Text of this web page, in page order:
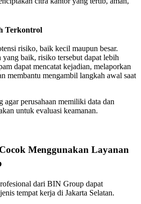
Terkontrol
risiko, baik kecil maupun besar.
yang baik, risiko tersebut dapat lebih
dapat mencatat kejadian, melaporkan
membantu mengambil langkah awal saat
perusahaan memiliki data dan
untuk evaluasi keamanan.
Menggunakan Layanan
dari BIN Group dapat
tempat kerja di Jakarta Selatan.